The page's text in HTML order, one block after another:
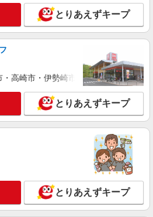
郡山市
詳細を見る
】病院でシーツ交換や備品管理など★
集
円〜2062円 ＜日払い有/週払い有/交
(ガソリン代含む)＞
詳細を見る
宇都宮支店/ms090101
とりあえずキープ
高崎市・伊勢崎市・太田市・館林市
とりあえずキープ
とりあえずキープ